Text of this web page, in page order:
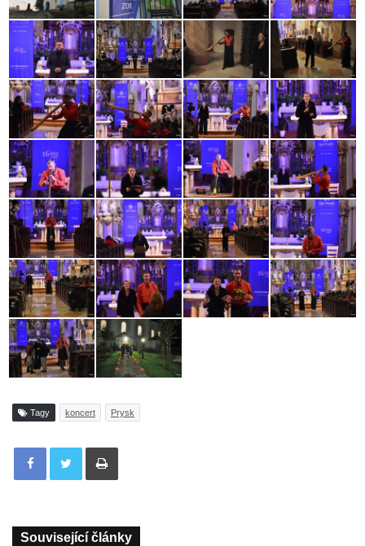
Tagy koncert Prysk
Tisknout
Související články